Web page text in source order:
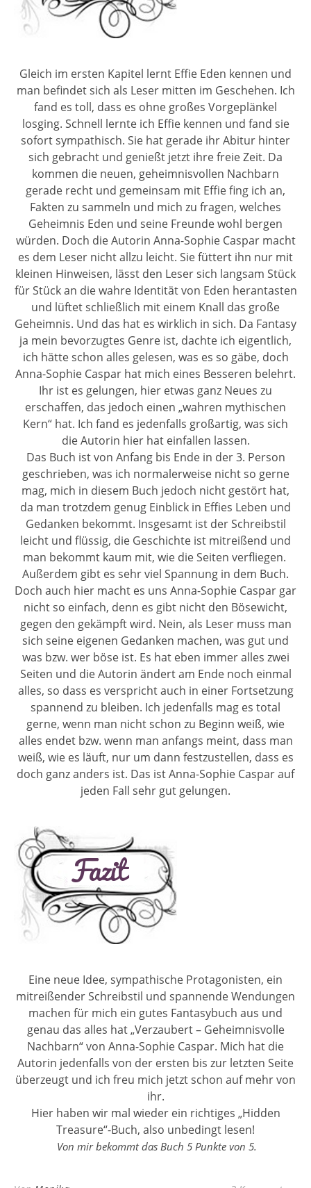
Gleich im ersten Kapitel lernt Effie Eden kennen und
man befindet sich als Leser mitten im Geschehen. Ich
fand es toll, dass es ohne großes Vorgeplänkel
losging. Schnell lernte ich Effie kennen und fand sie
sofort sympathisch. Sie hat gerade ihr Abitur hinter
sich gebracht und genießt jetzt ihre freie Zeit. Da
kommen die neuen, geheimnisvollen Nachbarn
gerade recht und gemeinsam mit Effie fing ich an,
Fakten zu sammeln und mich zu fragen, welches
Geheimnis Eden und seine Freunde wohl bergen
würden. Doch die Autorin Anna-Sophie Caspar macht
es dem Leser nicht allzu leicht. Sie füttert ihn nur mit
kleinen Hinweisen, lässt den Leser sich langsam Stück
für Stück an die wahre Identität von Eden herantasten
und lüftet schließlich mit einem Knall das große
Geheimnis. Und das hat es wirklich in sich. Da Fantasy
ja mein bevorzugtes Genre ist, dachte ich eigentlich,
ich hätte schon alles gelesen, was es so gäbe, doch
Anna-Sophie Caspar hat mich eines Besseren belehrt.
Ihr ist es gelungen, hier etwas ganz Neues zu
erschaffen, das jedoch einen „wahren mythischen
Kern“ hat. Ich fand es jedenfalls großartig, was sich
die Autorin hier hat einfallen lassen.
Das Buch ist von Anfang bis Ende in der 3. Person
geschrieben, was ich normalerweise nicht so gerne
mag, mich in diesem Buch jedoch nicht gestört hat,
da man trotzdem genug Einblick in Effies Leben und
Gedanken bekommt. Insgesamt ist der Schreibstil
leicht und flüssig, die Geschichte ist mitreißend und
man bekommt kaum mit, wie die Seiten verfliegen.
Außerdem gibt es sehr viel Spannung in dem Buch.
Doch auch hier macht es uns Anna-Sophie Caspar gar
nicht so einfach, denn es gibt nicht den Bösewicht,
gegen den gekämpft wird. Nein, als Leser muss man
sich seine eigenen Gedanken machen, was gut und
was bzw. wer böse ist. Es hat eben immer alles zwei
Seiten und die Autorin ändert am Ende noch einmal
alles, so dass es verspricht auch in einer Fortsetzung
spannend zu bleiben. Ich jedenfalls mag es total
gerne, wenn man nicht schon zu Beginn weiß, wie
alles endet bzw. wenn man anfangs meint, dass man
weiß, wie es läuft, nur um dann festzustellen, dass es
doch ganz anders ist. Das ist Anna-Sophie Caspar auf
jeden Fall sehr gut gelungen.
Eine neue Idee, sympathische Protagonisten, ein
mitreißender Schreibstil und spannende Wendungen
machen für mich ein gutes Fantasybuch aus und
genau das alles hat „Verzaubert – Geheimnisvolle
Nachbarn“ von Anna-Sophie Caspar. Mich hat die
Autorin jedenfalls von der ersten bis zur letzten Seite
überzeugt und ich freu mich jetzt schon auf mehr von
ihr.
Hier haben wir mal wieder ein richtiges „Hidden
Treasure“-Buch, also unbedingt lesen!
Von mir bekommt das Buch 5 Punkte von 5.